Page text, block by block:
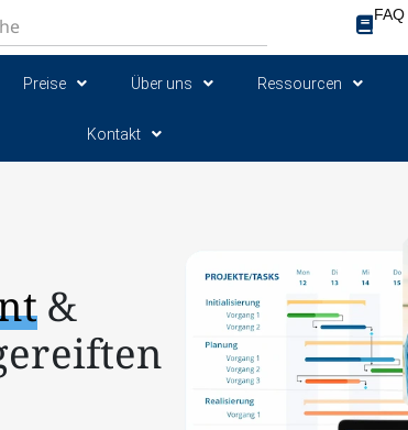
FAQ
Preise Über uns Ressourcen
Kontakt
&